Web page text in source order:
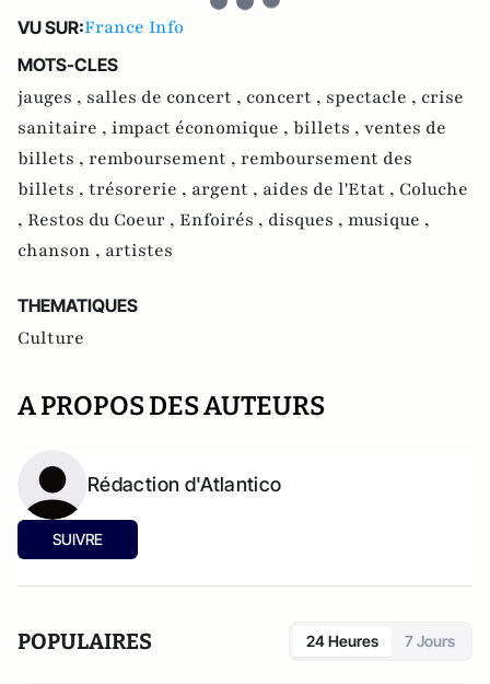
VU SUR:France Info
MOTS-CLES
jauges , salles de concert , concert , spectacle , crise
sanitaire , impact économique , billets , ventes de
billets , remboursement , remboursement des
billets , trésorerie , argent , aides de l'Etat , Coluche
, Restos du Coeur , Enfoirés , disques , musique ,
chanson , artistes
THEMATIQUES
Culture
A PROPOS DES AUTEURS
Rédaction d'Atlantico
SUIVRE
POPULAIRES 24 Heures 7 Jours